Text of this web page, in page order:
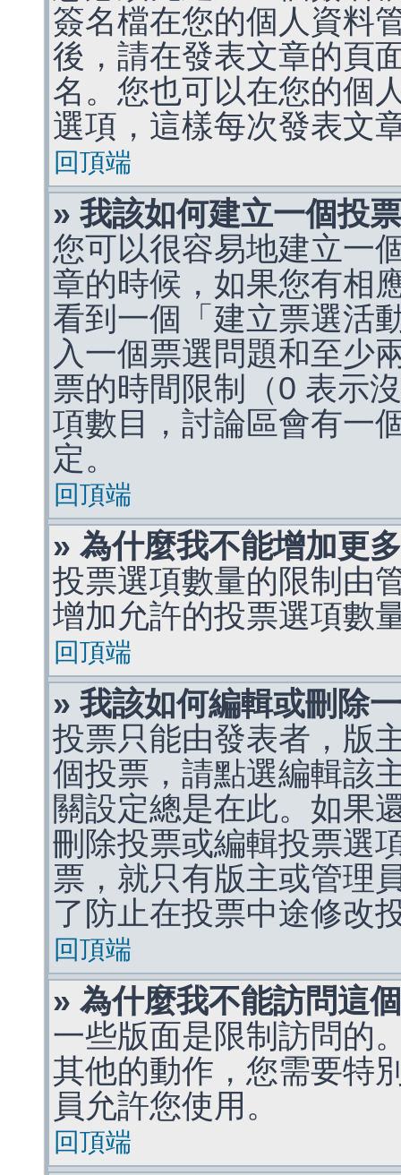
簽名檔在您的個人資料
後，請在發表文章的頁
名。您也可以在您的個
選項，這樣每次發表文
回頂端
» 我該如何建立一個投
您可以很容易地建立一
章的時候，如果您有相
看到一個「建立票選活
入一個票選問題和至少
票的時間限制（0 表示
項數目，討論區會有一
定。
回頂端
» 為什麼我不能增加更
投票選項數量的限制由
增加允許的投票選項數
回頂端
» 我該如何編輯或刪除
投票只能由發表者，版
個投票，請點選編輯該
關設定總是在此。如果
刪除投票或編輯投票選
票，就只有版主或管理
了防止在投票中途修改
回頂端
» 為什麼我不能訪問這
一些版面是限制訪問的
其他的動作，您需要特
員允許您使用。
回頂端